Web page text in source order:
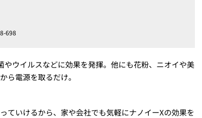
698
ウイルスなどに効果を発揮。他にも花粉、ニオイや美
ら電源を取るだけ。
ていけるから、家や会社でも気軽にナノイーXの効果を